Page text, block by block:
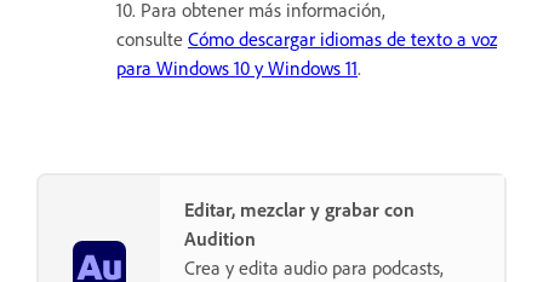
10. Para obtener más información,
consulte Cómo descargar idiomas de texto a voz
para Windows 10 y Windows 11.
Editar, mezclar y grabar con
Audition
Crea y edita audio para podcasts,